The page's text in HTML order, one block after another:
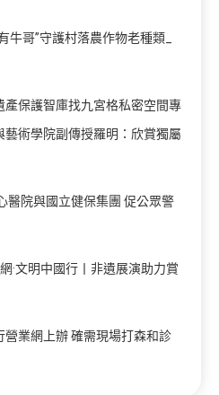
牛哥”守護村落農作物老種類_
產保護智庫找九宮格私密空間專
藝術學院副傳授羅明：欣賞獨屬
醫院與國立健保集團 促公眾警
·文明中國行丨非遺展演助力賞
業網上辦 確需現場打森和診